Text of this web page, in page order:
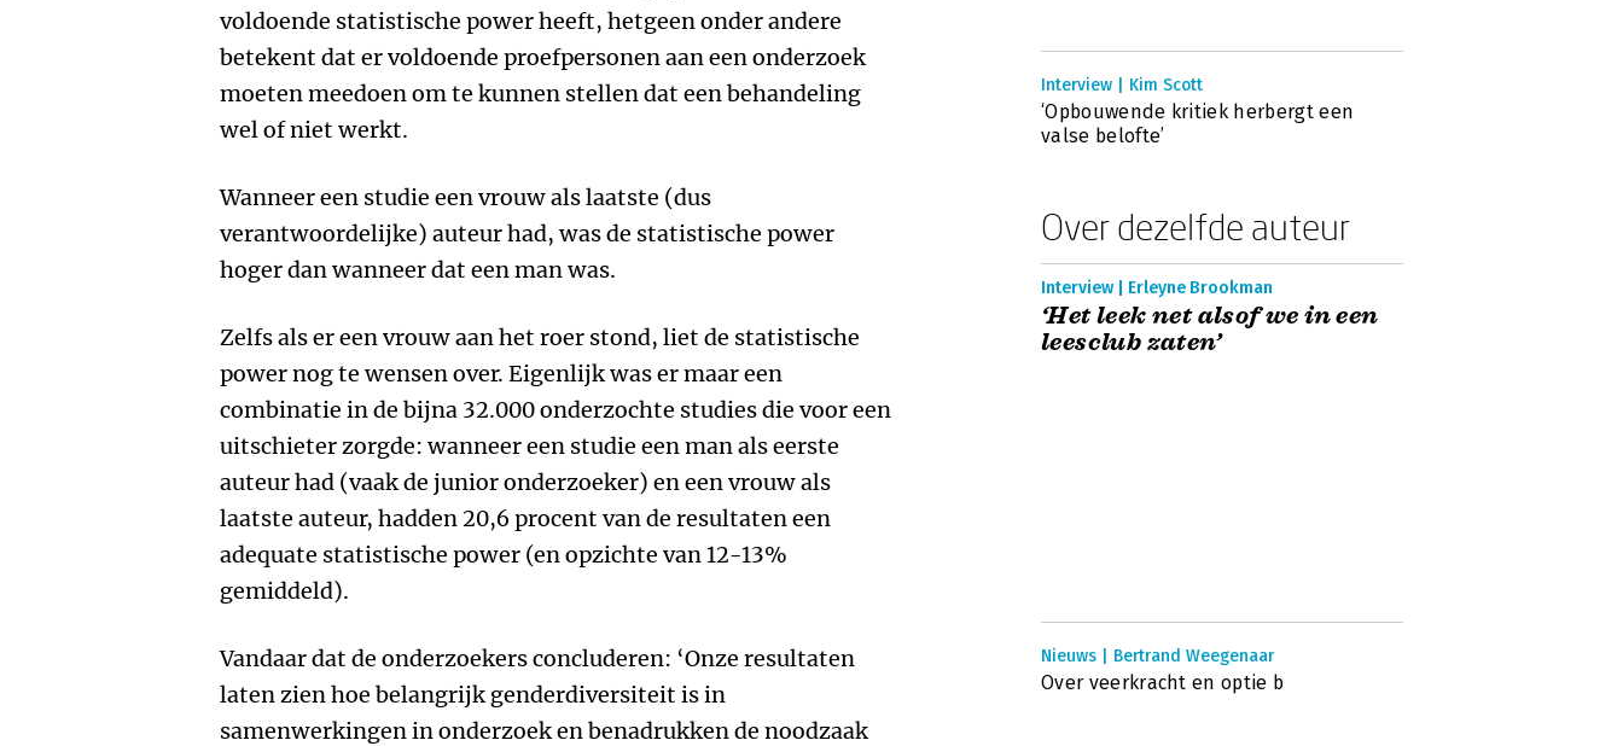
voldoende statistische power heeft, hetgeen onder andere
betekent dat er voldoende proefpersonen aan een onderzoek
moeten meedoen om te kunnen stellen dat een behandeling
wel of niet werkt.
Wanneer een studie een vrouw als laatste (dus
verantwoordelijke) auteur had, was de statistische power
hoger dan wanneer dat een man was.
Zelfs als er een vrouw aan het roer stond, liet de statistische
power nog te wensen over. Eigenlijk was er maar een
combinatie in de bijna 32.000 onderzochte studies die voor een
uitschieter zorgde: wanneer een studie een man als eerste
auteur had (vaak de junior onderzoeker) en een vrouw als
laatste auteur, hadden 20,6 procent van de resultaten een
adequate statistische power (en opzichte van 12-13%
gemiddeld).
Vandaar dat de onderzoekers concluderen: ‘Onze resultaten
laten zien hoe belangrijk genderdiversiteit is in
samenwerkingen in onderzoek en benadrukken de noodzaak
Interview | Kim Scott
‘Opbouwende kritiek herbergt een
valse belofte’
Over dezelfde auteur
Interview | Erleyne Brookman
‘Het leek net alsof we in een
leesclub zaten’
Nieuws | Bertrand Weegenaar
Over veerkracht en optie b